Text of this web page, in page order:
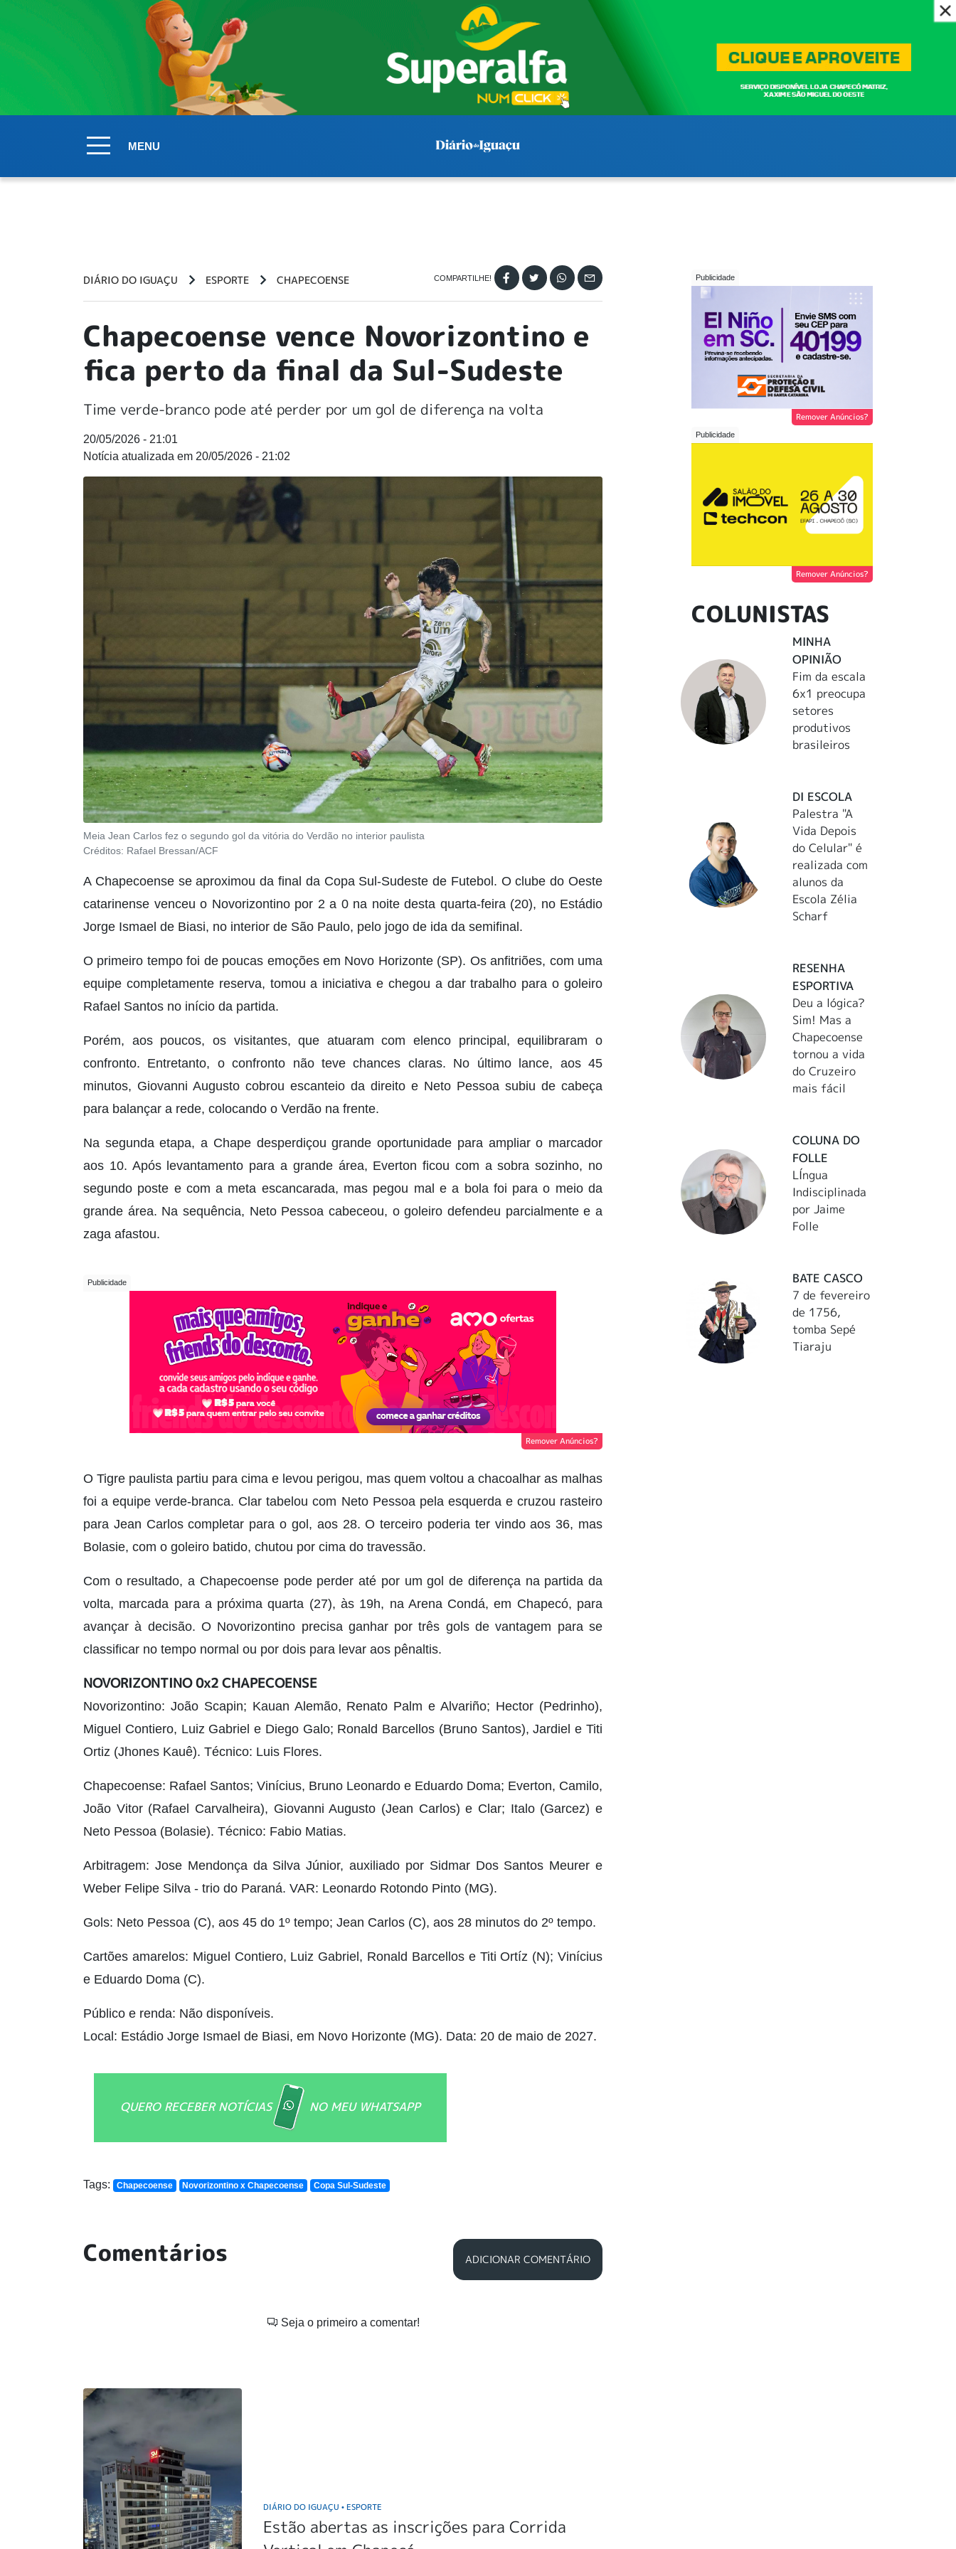
MENU
DIÁRIO DO IGUAÇU ESPORTE CHAPECOENSE
Chapecoense vence Novorizontino e
fica perto da final da Sul-Sudeste
Time verde-branco pode até perder por um gol de diferença na volta
20/05/2026 - 21:01
20/05/2026 - 21:02
Meia Jean Carlos fez o segundo gol da vitória do Verdão no interior paulista
Créditos: Rafael Bressan/ACF
A Chapecoense se aproximou da final da Copa Sul-Sudeste de Futebol. O clube do Oeste
catarinense venceu o Novorizontino por 2 a 0 na noite desta quarta-feira (20), no Estádio
Jorge Ismael de Biasi, no interior de São Paulo, pelo jogo de ida da semifinal.
O primeiro tempo foi de poucas emoções em Novo Horizonte (SP). Os anfitriões, com uma
equipe completamente reserva, tomou a iniciativa e chegou a dar trabalho para o goleiro
Rafael Santos no início da partida.
Porém, aos poucos, os visitantes, que atuaram com elenco principal, equilibraram o
confronto. Entretanto, o confronto não teve chances claras. No último lance, aos 45
minutos, Giovanni Augusto cobrou escanteio da direito e Neto Pessoa subiu de cabeça
para balançar a rede, colocando o Verdão na frente.
Na segunda etapa, a Chape desperdiçou grande oportunidade para ampliar o marcador
aos 10. Após levantamento para a grande área, Everton ficou com a sobra sozinho, no
segundo poste e com a meta escancarada, mas pegou mal e a bola foi para o meio da
grande área. Na sequência, Neto Pessoa cabeceou, o goleiro defendeu parcialmente e a
zaga afastou.
Remover Anúncios?
O Tigre paulista partiu para cima e levou perigou, mas quem voltou a chacoalhar as malhas
foi a equipe verde-branca. Clar tabelou com Neto Pessoa pela esquerda e cruzou rasteiro
para Jean Carlos completar para o gol, aos 28. O terceiro poderia ter vindo aos 36, mas
Bolasie, com o goleiro batido, chutou por cima do travessão.
Com o resultado, a Chapecoense pode perder até por um gol de diferença na partida da
volta, marcada para a próxima quarta (27), às 19h, na Arena Condá, em Chapecó, para
avançar à decisão. O Novorizontino precisa ganhar por três gols de vantagem para se
classificar no tempo normal ou por dois para levar aos pênaltis.
NOVORIZONTINO 0x2 CHAPECOENSE
Novorizontino: João Scapin; Kauan Alemão, Renato Palm e Alvariño; Hector (Pedrinho),
Miguel Contiero, Luiz Gabriel e Diego Galo; Ronald Barcellos (Bruno Santos), Jardiel e Titi
Ortiz (Jhones Kauê). Técnico: Luis Flores.
Chapecoense: Rafael Santos; Vinícius, Bruno Leonardo e Eduardo Doma; Everton, Camilo,
João Vitor (Rafael Carvalheira), Giovanni Augusto (Jean Carlos) e Clar; Italo (Garcez) e
Neto Pessoa (Bolasie). Técnico: Fabio Matias.
Arbitragem: Jose Mendonça da Silva Júnior, auxiliado por Sidmar Dos Santos Meurer e
Weber Felipe Silva - trio do Paraná. VAR: Leonardo Rotondo Pinto (MG).
Gols: Neto Pessoa (C), aos 45 do 1º tempo; Jean Carlos (C), aos 28 minutos do 2º tempo.
Cartões amarelos: Miguel Contiero, Luiz Gabriel, Ronald Barcellos e Titi Ortíz (N); Vinícius
e Eduardo Doma (C).
Público e renda: Não disponíveis.
Local: Estádio Jorge Ismael de Biasi, em Novo Horizonte (MG). Data: 20 de maio de 2027.
QUERO RECEBER NOTÍCIAS NO MEU WHATSAPP
Tags: Chapecoense Novorizontino x Chapecoense Copa Sul-Sudeste
Comentários ADICIONAR COMENTÁRIO
Seja o primeiro a comentar!
DIÁRIO DO IGUAÇU• ESPORTE
Estão abertas as inscrições para Corrida
Remover Anúncios?
Remover Anúncios?
COLUNISTAS
MINHA
OPINIÃO
Fim da escala
6x1 preocupa
setores
produtivos
brasileiros
DI ESCOLA
Palestra "A
Vida Depois
do Celular" é
realizada com
alunos da
Escola Zélia
Scharf
RESENHA
ESPORTIVA
Deu a lógica?
Sim! Mas a
Chapecoense
tornou a vida
do Cruzeiro
mais fácil
COLUNA DO
FOLLE
LÍngua
Indisciplinada
por Jaime
Folle
BATE CASCO
7 de fevereiro
de 1756,
tomba Sepé
Tiaraju